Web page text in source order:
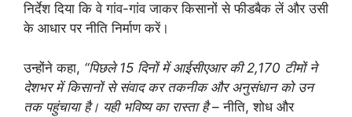
निर्देश दिया कि वे गांव-गांव जाकर किसानों से फीडबैक लें और उसी
के आधार पर नीति निर्माण करें।
उन्होंने कहा, “पिछले 15 दिनों में आईसीएआर की 2,170 टीमों ने
देशभर में किसानों से संवाद कर तकनीक और अनुसंधान को उन
तक पहुंचाया है। यही भविष्य का रास्ता है– नीति, शोध और